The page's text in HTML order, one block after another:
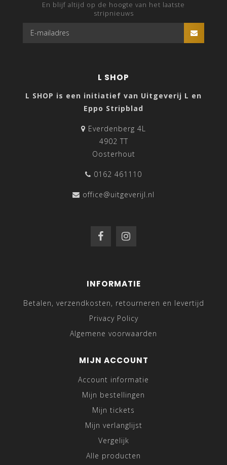
En blijf altijd op de hoogte van het laatste
stripnieuws
L SHOP
L SHOP is een initiatief van Uitgeverij L en
Eppo Stripblad
Everdenberg 4L
4902 TT
Oosterhout
0162 461110
office@uitgeverijl.nl
INFORMATIE
Betalen, verzendkosten, retourneren en levertijd
Privacy Policy
Algemene voorwaarden
MIJN ACCOUNT
Account informatie
Mijn bestellingen
Mijn tickets
Mijn verlanglijst
Vergelijk
Alle producten